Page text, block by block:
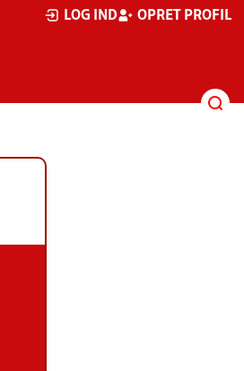
LOG IND OPRET PROFIL